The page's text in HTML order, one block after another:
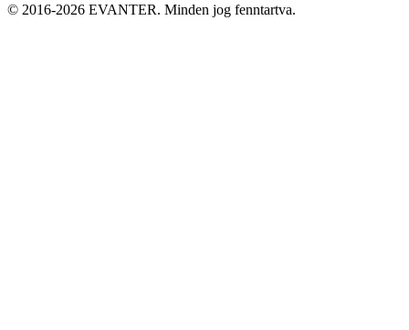
© 2016-2026 EVANTER. Minden jog fenntartva.